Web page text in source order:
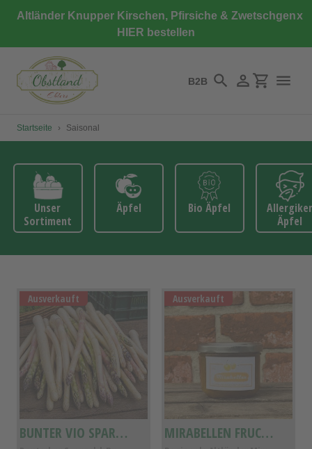
zumAltländer Knupper Kirschen, Pfirsiche & Zwetschgen
HIER bestellen
x
B2B SuchenEinloggen
Startseite › Saisonal
Unser
Sortiment
Äpfel Bio Äpfel
Äpfel
Ausverkauft
BUNTER VIO SPARGEL 2.5KG
Ausverkauft
MIRABELLEN FRUCHTAUFSTRICH